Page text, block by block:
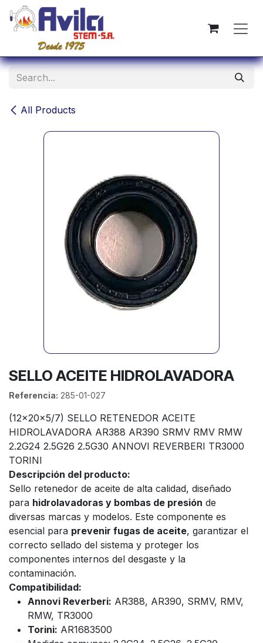
Skip to Content
All Products
SELLO ACEITE HIDROLAVADORA
Referencia: 285-01-027
(12x20x5/7) SELLO RETENEDOR ACEITE
HIDROLAVADORA AR388 AR390 SRMV RMV RMW
2.2G24 2.5G26 2.5G30 ANNOVI REVERBERI TR3000
TORINI
Descripción del producto:
Sello retenedor de aceite de alta calidad, diseñado
para hidrolavadoras y bombas de presión de
diversas marcas y modelos. Este componente es
esencial para prevenir fugas de aceite, garantizar el
correcto sellado del sistema y proteger los
componentes internos del desgaste y la
contaminación.
Compatibilidad:
Annovi Reverberi: AR388, AR390, SRMV, RMV,
RMW, TR3000
Torini: AR1683500